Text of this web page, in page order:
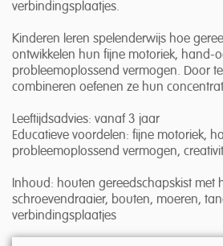
verbindingsplaatjes.
Kinderen leren spelenderwijs hoe
ontwikkelen hun fijne motoriek, hand-
probleemoplossend vermogen. Door
combineren oefenen ze hun
Leeftijdsadvies: vanaf 3 jaar
Educatieve voordelen: fijne motoriek,
probleemoplossend vermogen,
Inhoud: houten gereedschapskist met
schroevendraaier, bouten, moeren,
verbindingsplaatjes